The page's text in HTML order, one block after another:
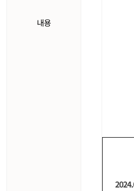
내용